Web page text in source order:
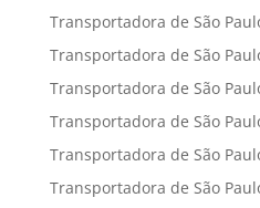
Transportadora de São
Transportadora de São
Transportadora de São
Transportadora de São
Transportadora de São
Transportadora de São